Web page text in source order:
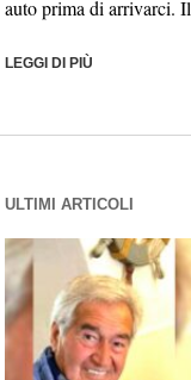
auto prima di arrivarci. Il
LEGGI DI PIÙ
ULTIMI ARTICOLI